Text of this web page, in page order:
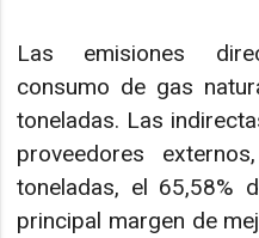
Las emisiones
consumo de gas
toneladas. Las
proveedores
toneladas, el 65,58%
principal margen de